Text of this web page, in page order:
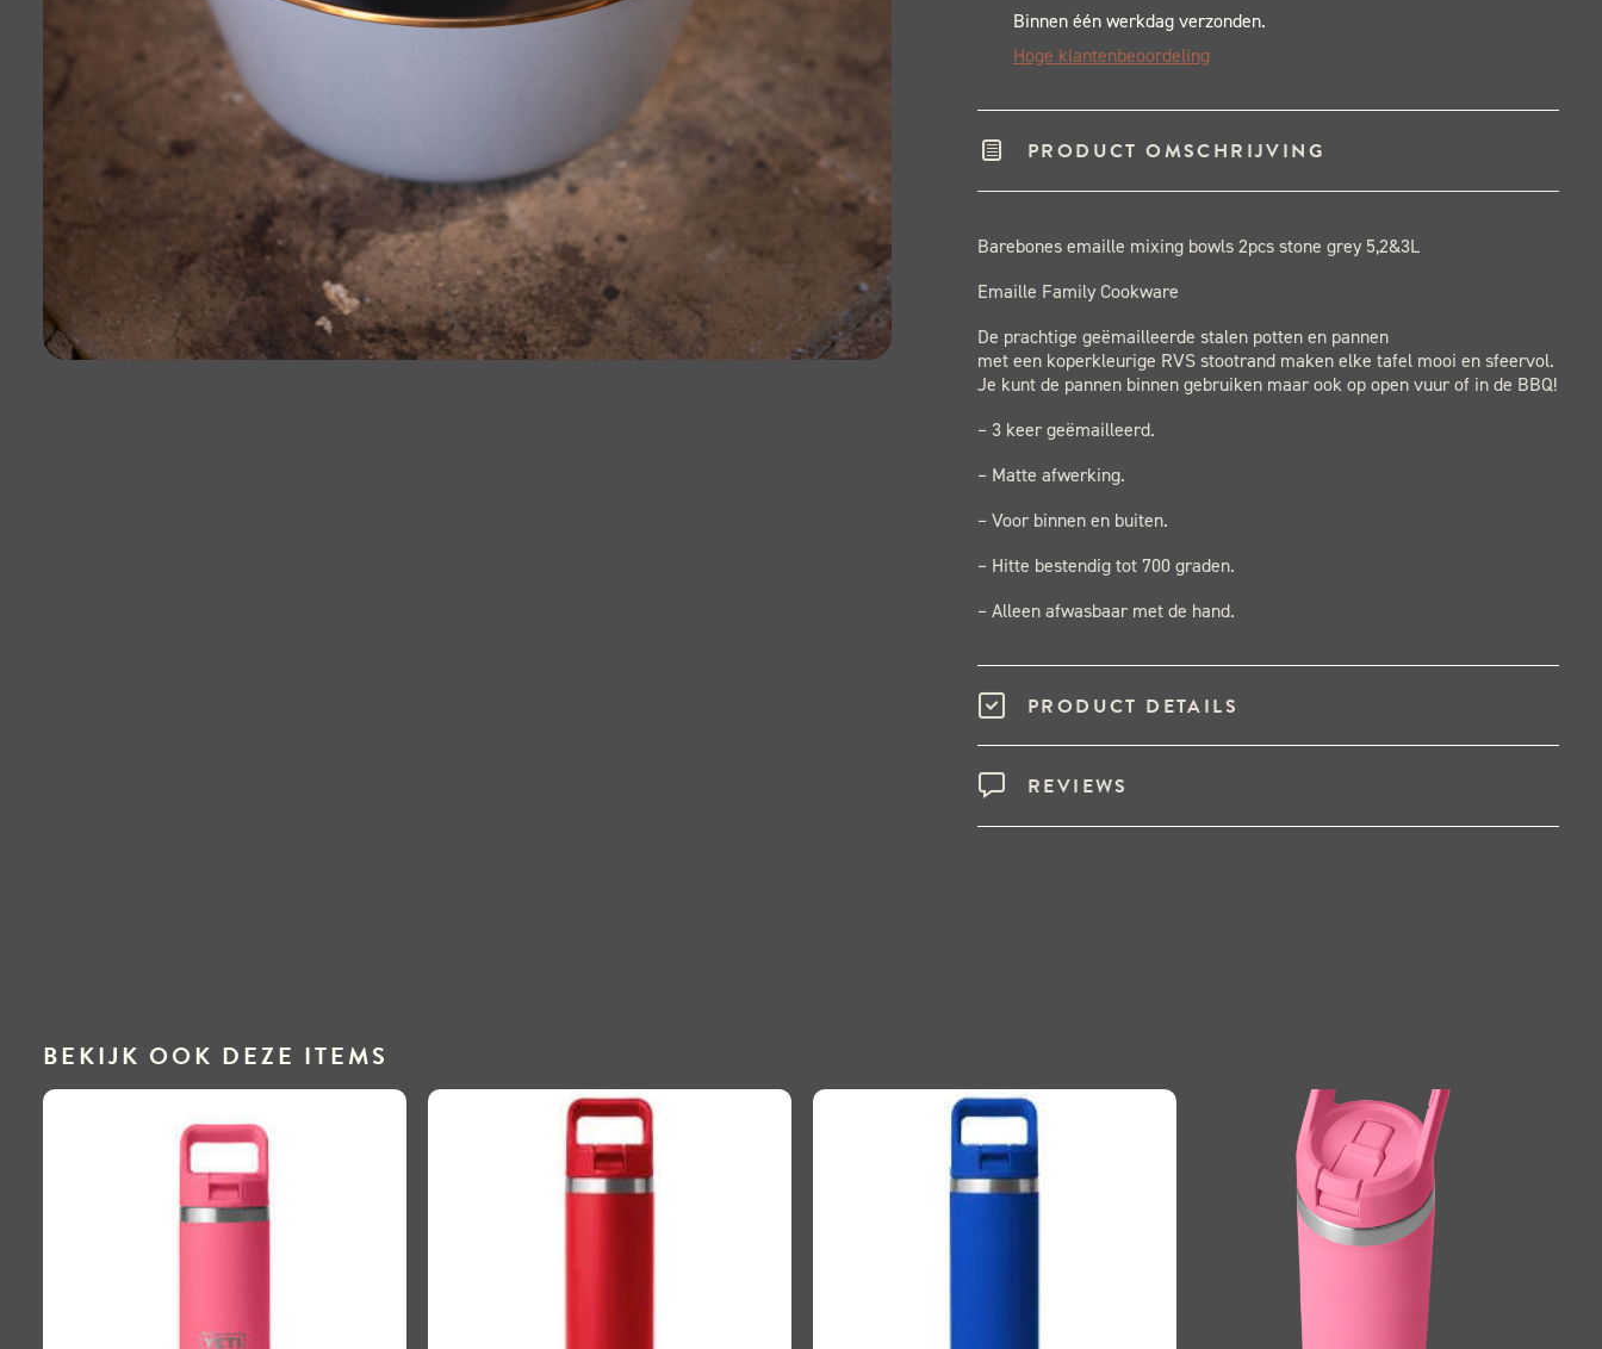
Binnen één werkdag verzonden.
Hoge klantenbeoordeling
PRODUCT OMSCHRIJVING
Barebones emaille mixing bowls 2pcs stone grey 5,2&3L
Emaille Family Cookware
De prachtige geëmailleerde stalen potten en pannen
met een koperkleurige RVS stootrand maken elke tafel mooi en sfeervol.
Je kunt de pannen binnen gebruiken maar ook op open vuur of in de BBQ!
– 3 keer geëmailleerd.
– Matte afwerking.
– Voor binnen en buiten.
– Hitte bestendig tot 700 graden.
– Alleen afwasbaar met de hand.
PRODUCT DETAILS
REVIEWS
BEKIJK OOK DEZE ITEMS